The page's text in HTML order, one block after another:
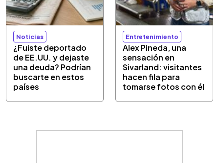
Noticias
¿Fuiste deportado
de EE.UU. y dejaste
una deuda? Podrían
buscarte en estos
países
Entretenimiento
Alex Pineda, una
sensación en
Sivarland: visitantes
hacen fila para
tomarse fotos con él